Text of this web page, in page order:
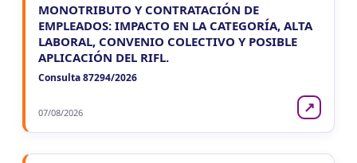
MONOTRIBUTO Y CONTRATACIÓN DE
EMPLEADOS: IMPACTO EN LA CATEGORÍA, ALTA
LABORAL, CONVENIO COLECTIVO Y POSIBLE
APLICACIÓN DEL RIFL.
Consulta 87294/2026
07/08/2026 ↗